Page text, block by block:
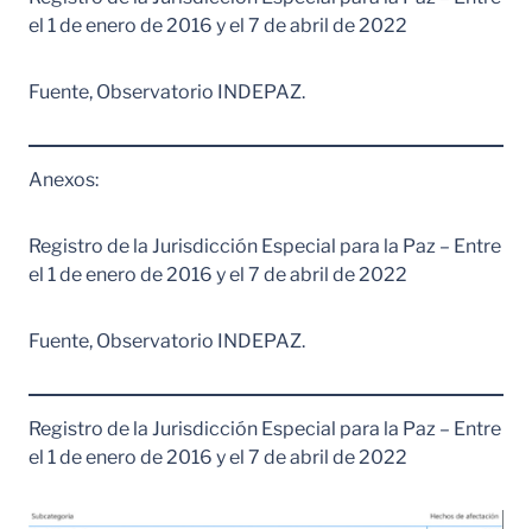
el 1 de enero de 2016 y el 7 de abril de 2022
Fuente, Observatorio INDEPAZ.
Anexos:
Registro de la Jurisdicción Especial para la Paz – Entre
el 1 de enero de 2016 y el 7 de abril de 2022
Fuente, Observatorio INDEPAZ.
Registro de la Jurisdicción Especial para la Paz – Entre
el 1 de enero de 2016 y el 7 de abril de 2022